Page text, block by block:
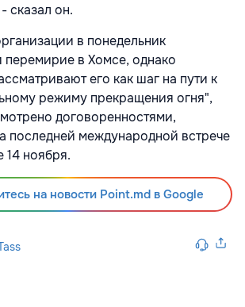
сказал он.
в понедельник
перемирие в Хомсе, однако
его как шаг на пути к
режиму прекращения огня",
договоренностями,
последней международной встрече
14 ноября.
на новости Point.md в Google